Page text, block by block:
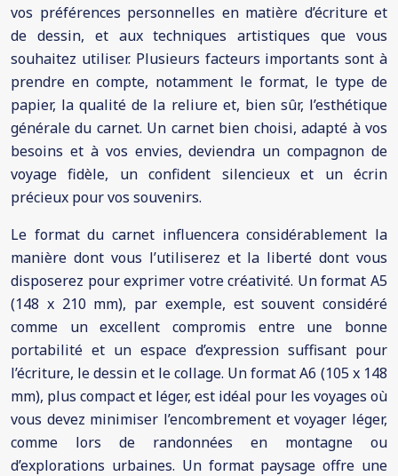
vos préférences personnelles en matière d’écriture et
de dessin, et aux techniques artistiques que vous
souhaitez utiliser. Plusieurs facteurs importants sont à
prendre en compte, notamment le format, le type de
papier, la qualité de la reliure et, bien sûr, l’esthétique
générale du carnet. Un carnet bien choisi, adapté à vos
besoins et à vos envies, deviendra un compagnon de
voyage fidèle, un confident silencieux et un écrin
précieux pour vos souvenirs.
Le format du carnet influencera considérablement la
manière dont vous l’utiliserez et la liberté dont vous
disposerez pour exprimer votre créativité. Un format A5
(148 x 210 mm), par exemple, est souvent considéré
comme un excellent compromis entre une bonne
portabilité et un espace d’expression suffisant pour
l’écriture, le dessin et le collage. Un format A6 (105 x 148
mm), plus compact et léger, est idéal pour les voyages où
vous devez minimiser l’encombrement et voyager léger,
comme lors de randonnées en montagne ou
d’explorations urbaines. Un format paysage offre une